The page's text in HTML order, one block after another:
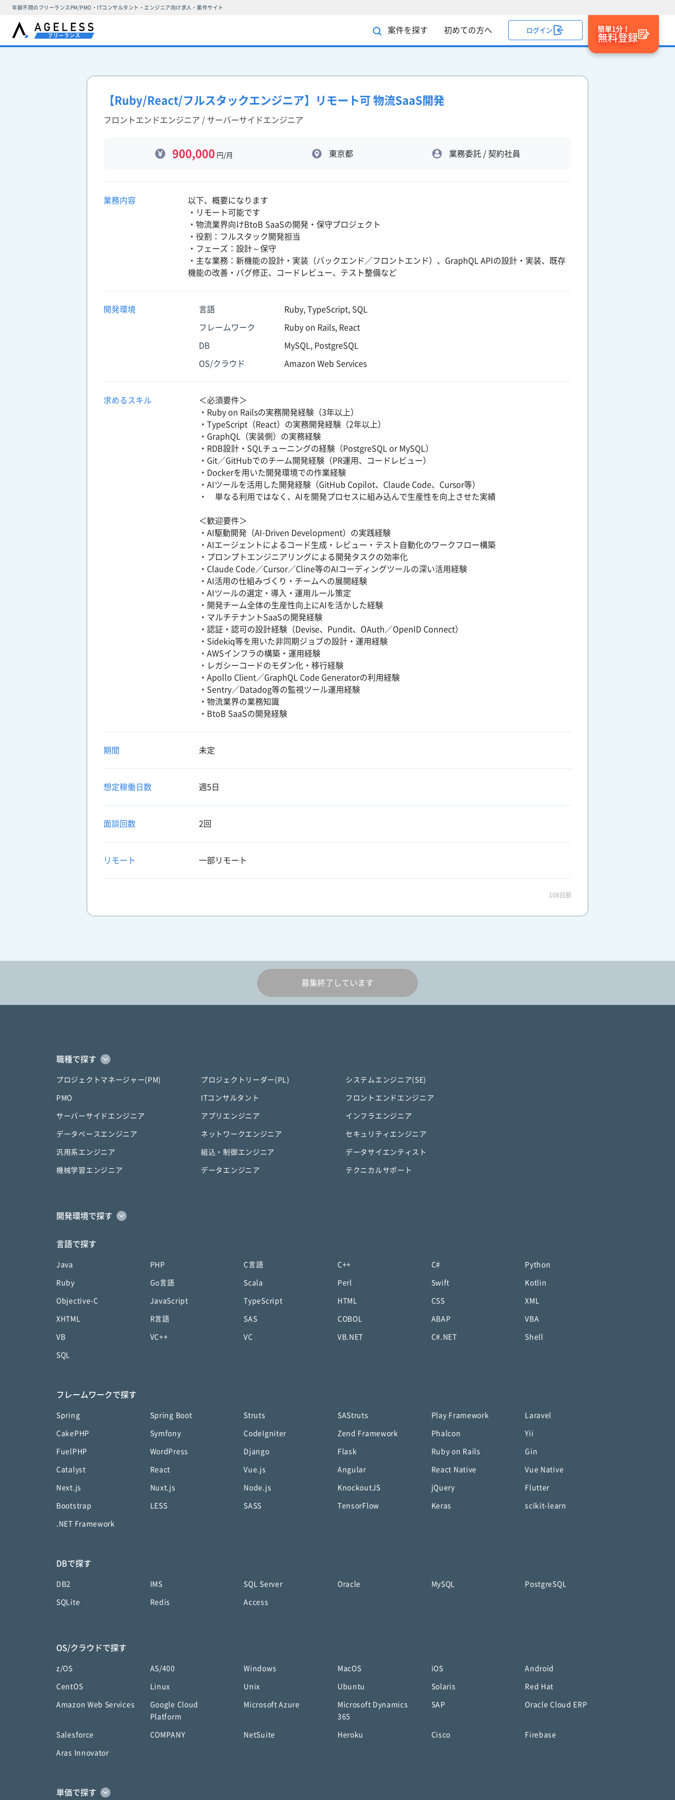
年齢不問のフリーランスPM/PMO・ITコンサルタント・エンジニア向け求人・案件サイト
案件を探す 初めての方へ ログイン 簡単1分！
無料登録
【Ruby/React/フルスタックエンジニア】リモート可 物流SaaS開発
フロントエンドエンジニア / サーバーサイドエンジニア
900,000 円/月 東京都 業務委託 / 契約社員
業務内容
以下、概要になります
・リモート可能です
・物流業界向けBtoB SaaSの開発・保守プロジェクト
・役割：フルスタック開発担当
・フェーズ：設計～保守
・主な業務：新機能の設計・実装（バックエンド／フロントエンド）、GraphQL APIの設計・実装、既存
機能の改善・バグ修正、コードレビュー、テスト整備など
開発環境 言語 Ruby, TypeScript, SQL
フレームワーク Ruby on Rails, React
DB MySQL, PostgreSQL
OS/クラウド Amazon Web Services
求めるスキル
＜必須要件＞
・Ruby on Railsの実務開発経験（3年以上）
・TypeScript（React）の実務開発経験（2年以上）
・GraphQL（実装側）の実務経験
・RDB設計・SQLチューニングの経験（PostgreSQL or MySQL）
・Git／GitHubでのチーム開発経験（PR運用、コードレビュー）
・Dockerを用いた開発環境での作業経験
・AIツールを活用した開発経験（GitHub Copilot、Claude Code、Cursor等）
・ 単なる利用ではなく、AIを開発プロセスに組み込んで生産性を向上させた実績
＜歓迎要件＞
・AI駆動開発（AI-Driven Development）の実践経験
・AIエージェントによるコード生成・レビュー・テスト自動化のワークフロー構築
・プロンプトエンジニアリングによる開発タスクの効率化
・Claude Code／Cursor／Cline等のAIコーディングツールの深い活用経験
・AI活用の仕組みづくり・チームへの展開経験
・AIツールの選定・導入・運用ルール策定
・開発チーム全体の生産性向上にAIを活かした経験
・マルチテナントSaaSの開発経験
・認証・認可の設計経験（Devise、Pundit、OAuth／OpenID Connect）
・Sidekiq等を用いた非同期ジョブの設計・運用経験
・AWSインフラの構築・運用経験
・レガシーコードのモダン化・移行経験
・Apollo Client／GraphQL Code Generatorの利用経験
・Sentry／Datadog等の監視ツール運用経験
・物流業界の業務知識
・BtoB SaaSの開発経験
期間 未定
想定稼働日数 週5日
面談回数 2回
リモート 一部リモート
108日前
募集終了しています
職種で探す
プロジェクトマネージャー(PM) プロジェクトリーダー(PL) システムエンジニア(SE)
PMO ITコンサルタント フロントエンドエンジニア
サーバーサイドエンジニア アプリエンジニア インフラエンジニア
データベースエンジニア ネットワークエンジニア セキュリティエンジニア
汎用系エンジニア 組込・制御エンジニア データサイエンティスト
機械学習エンジニア データエンジニア テクニカルサポート
開発環境で探す
言語で探す
Java PHP C言語 C++ C# Python
Ruby Go言語 Scala Perl Swift Kotlin
Objective-C JavaScript TypeScript HTML CSS XML
XHTML R言語 SAS COBOL ABAP VBA
VB VC++ VC VB.NET C#.NET Shell
SQL
フレームワークで探す
Spring Spring Boot Struts SAStruts Play Framework Laravel
CakePHP Symfony CodeIgniter Zend Framework Phalcon Yii
FuelPHP WordPress Django Flask Ruby on Rails Gin
Catalyst React Vue.js Angular React Native Vue Native
Next.js Nuxt.js Node.js KnockoutJS jQuery Flutter
Bootstrap LESS SASS TensorFlow Keras scikit-learn
.NET Framework
DBで探す
DB2 IMS SQL Server Oracle MySQL PostgreSQL
SQLite Redis Access
OS/クラウドで探す
z/OS AS/400 Windows MacOS iOS Android
CentOS Linux Unix Ubuntu Solaris Red Hat
Amazon Web Services
Google Cloud
Platform
Microsoft Azure
Microsoft Dynamics
365
SAP Oracle Cloud ERP
Salesforce COMPANY NetSuite Heroku Cisco Firebase
Aras Innovator
単価で探す